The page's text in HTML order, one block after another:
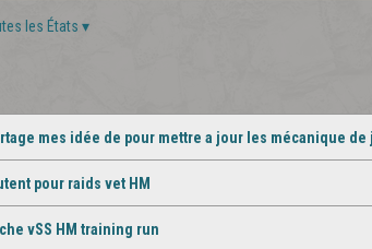
les États ▾
mes idée de pour mettre a jour les mécanique de
pour raids vet HM
vSS HM training run